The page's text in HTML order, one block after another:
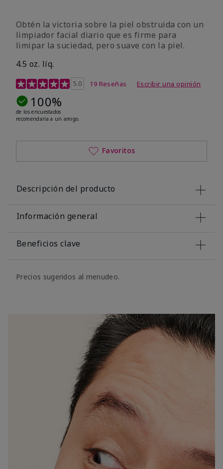
Obtén la victoria sobre la piel obstruida con un
limpiador facial diario que es firme para
limipar la suciedad, pero suave con la piel.
4.5 oz. líq.
Calificación de clientes de 5 de 5
5.0 19 Reseñas Escribir una opinión
100%
de los encuestados
recomendaría a un amigo.
Favoritos
Descripción del producto
Información general
Beneficios clave
Precios sugeridos al menudeo.